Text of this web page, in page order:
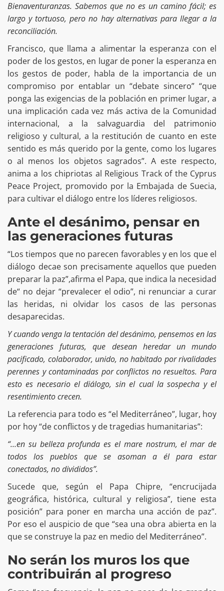
Bienaventuranzas. Sabemos que no es un camino fácil; es
largo y tortuoso, pero no hay alternativas para llegar a la
reconciliación.
Francisco, que llama a alimentar la esperanza con el
poder de los gestos, en lugar de poner la esperanza en
los gestos de poder, habla de la importancia de un
compromiso por entablar un “debate sincero” “que
ponga las exigencias de la población en primer lugar, a
una implicación cada vez más activa de la Comunidad
internacional, a la salvaguardia del patrimonio
religioso y cultural, a la restitución de cuanto en este
sentido es más querido por la gente, como los lugares
o al menos los objetos sagrados”. A este respecto,
anima a los chipriotas al Religious Track of the Cyprus
Peace Project, promovido por la Embajada de Suecia,
para cultivar el diálogo entre los líderes religiosos.
Ante el desánimo, pensar en
las generaciones futuras
“Los tiempos que no parecen favorables y en los que el
diálogo decae son precisamente aquellos que pueden
preparar la paz”,afirma el Papa, que indica la necesidad
de“ no dejar “prevalecer el odio”, ni renunciar a curar
las heridas, ni olvidar los casos de las personas
desaparecidas.
Y cuando venga la tentación del desánimo, pensemos en las
generaciones futuras, que desean heredar un mundo
pacificado, colaborador, unido, no habitado por rivalidades
perennes y contaminadas por conflictos no resueltos. Para
esto es necesario el diálogo, sin el cual la sospecha y el
resentimiento crecen.
La referencia para todo es “el Mediterráneo”, lugar, hoy
por hoy “de conflictos y de tragedias humanitarias”:
“…en su belleza profunda es el mare nostrum, el mar de
todos los pueblos que se asoman a él para estar
conectados, no divididos”.
Sucede que, según el Papa Chipre, “encrucijada
geográfica, histórica, cultural y religiosa”, tiene esta
posición” para poner en marcha una acción de paz”.
Por eso el auspicio de que “sea una obra abierta en la
que se construye la paz en medio del Mediterráneo”.
No serán los muros los que
contribuirán al progreso